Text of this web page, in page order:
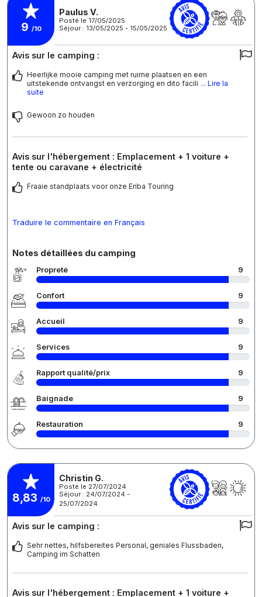
9 /10
Paulus V.
Posté le 17/05/2025
Séjour : 13/05/2025 - 15/05/2025
Avis sur le camping :
Heerlijke mooie camping met ruime plaatsen en een
uitstekende ontvangst en verzorging en dito facili ... Lire la
suite
Gewoon zo houden
Avis sur l'hébergement : Emplacement + 1 voiture +
tente ou caravane + électricité
Fraaie standplaats voor onze Eriba Touring
Traduire le commentaire en Français
Notes détaillées du camping
Propreté 9
Confort 9
Accueil 9
Services 9
Rapport qualité/prix 9
Baignade 9
Restauration 9
8,83 /10
Christin G.
Posté le 27/07/2024
Séjour : 24/07/2024 -
25/07/2024
Avis sur le camping :
Sehr nettes, hilfsbereites Personal, geniales Flussbaden,
Camping im Schatten
Avis sur l'hébergement : Emplacement + 1 voiture +